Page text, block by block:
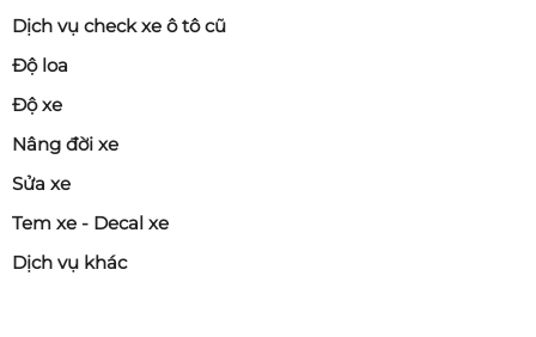
Dịch vụ check xe ô tô cũ
Độ loa
Độ xe
Nâng đời xe
Sửa xe
Tem xe - Decal xe
Dịch vụ khác